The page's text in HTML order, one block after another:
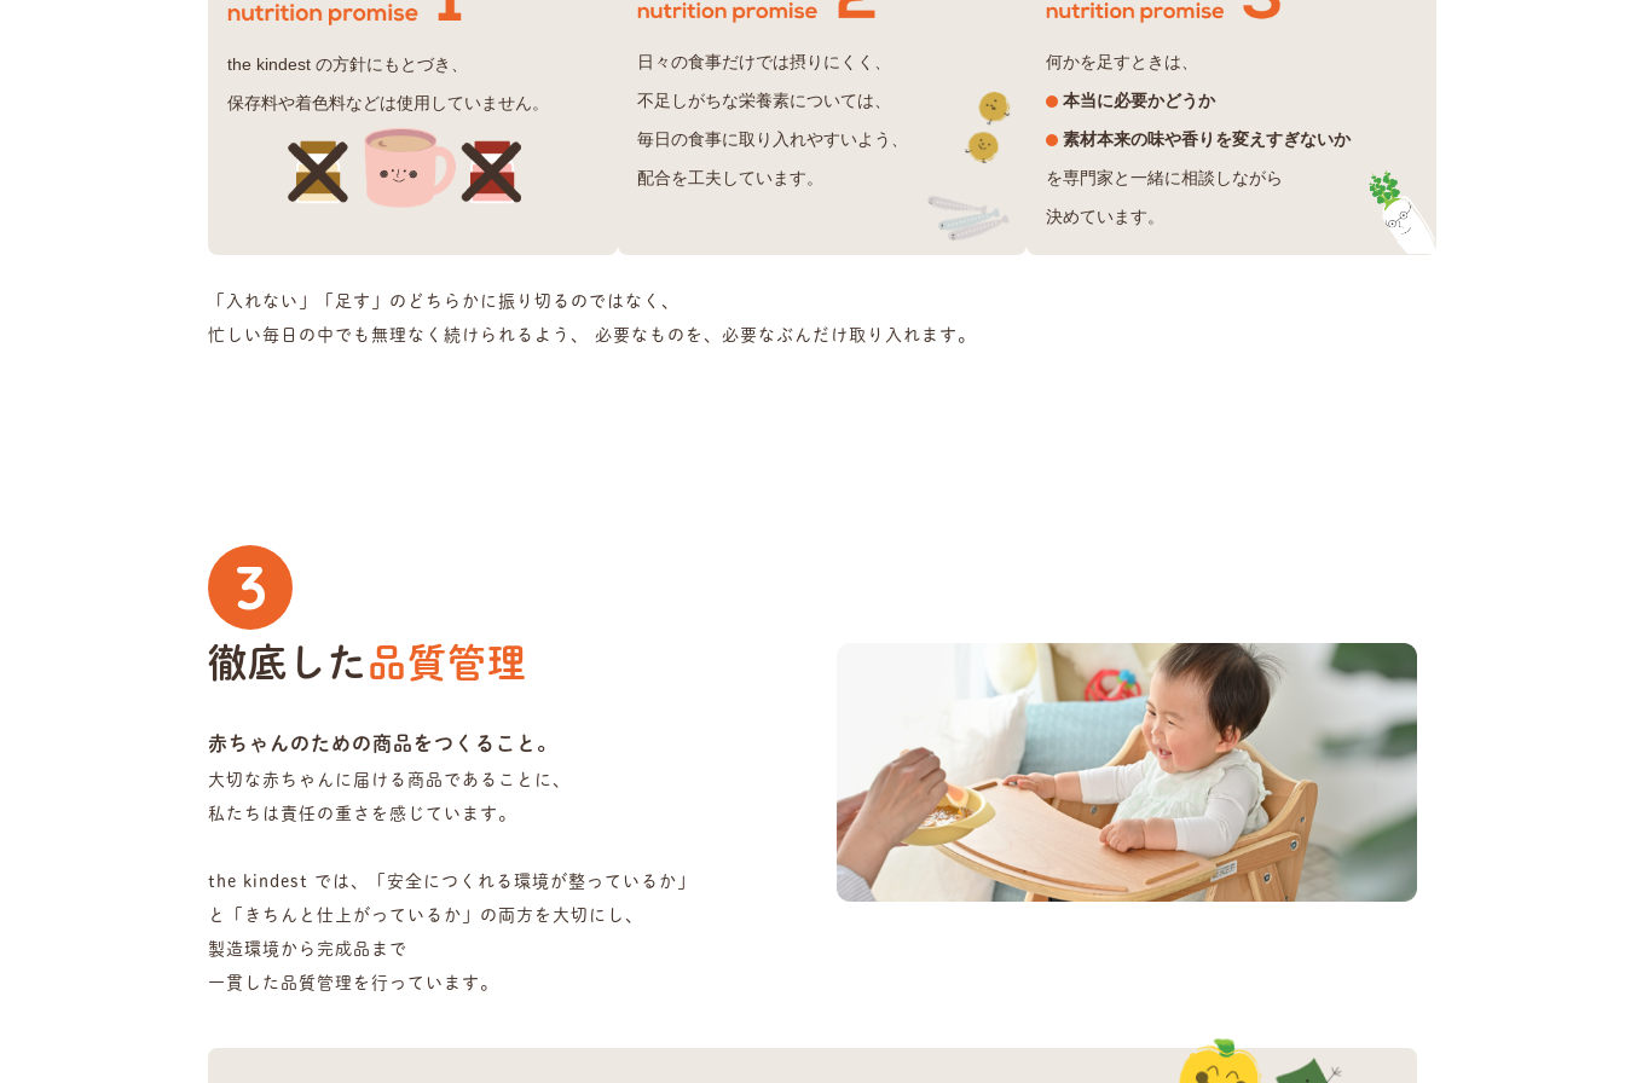
the kindest の方針にもとづき、
保存料や着色料などは使用していません。
日々の食事だけでは摂りにくく、
不足しがちな栄養素については、
毎日の食事に取り入れやすいよう、
配合を工夫しています。
何かを足すときは、
本当に必要かどうか
素材本来の味や香りを変えすぎないか
を専門家と一緒に相談しながら
決めています。
「入れない」「足す」のどちらかに 振り切るのではなく、
忙しい毎日の中でも無理なく続けられるよう、
必要なものを、必要なぶんだけ取り入れます。
3
徹底した 品質管理
赤ちゃんのための商品をつくること。
大切な赤ちゃんに届ける商品であることに、
私たちは責任の重さを感じています。
the kindest では、
「安全につくれる環境が整っているか」
と「きちんと仕上がっているか」の両方を大切にし、
製造環境から完成品まで
一貫した品質管理を行っています。